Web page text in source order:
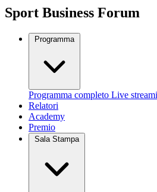
Sport Business Forum
Programma
Programma completo Live
Relatori
Academy
Premio
Sala Stampa